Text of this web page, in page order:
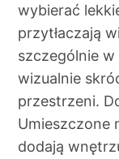
wybierać
przytłaczają
szczególnie
wizualnie
przestrzeni.
Umieszczone
dodają